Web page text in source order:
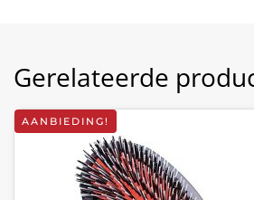
Gerelateerde
AANBIEDING!